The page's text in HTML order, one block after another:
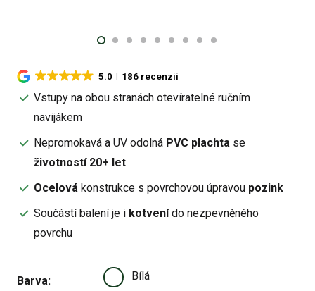
5.0 186 recenzií
Vstupy na obou stranách otevíratelné ručním
navijákem
Nepromokavá a UV odolná PVC plachta se
životností 20+ let
Ocelová konstrukce s povrchovou úpravou pozink
Součástí balení je i kotvenído nezpevněného
povrchu
Barva
Bílá